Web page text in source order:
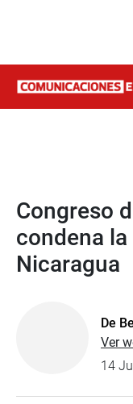
Congreso
condena
Nicaragua
De
Ver
14